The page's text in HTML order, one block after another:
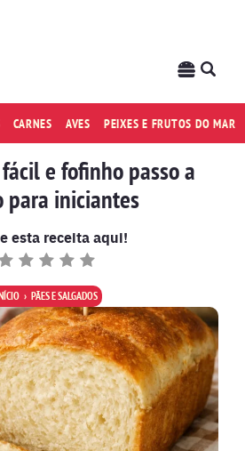
CARNES AVES PEIXES E FRUTOS DO MAR
e fofinho passo a
para iniciantes
esta receita aqui!
PÃES E SALGADOS